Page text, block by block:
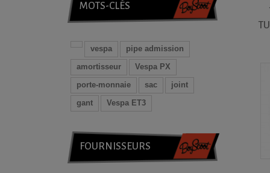
MOTS-CLÉS
vespa
pipe admission
amortisseur
Vespa PX
porte-monnaie
sac
joint
gant
Vespa ET3
FOURNISSEURS